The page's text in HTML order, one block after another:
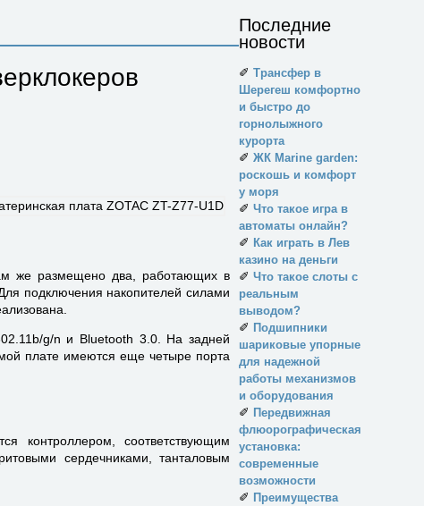
же размещено два, работающих в
подключения накопителей силами
g/n и Bluetooth 3.0. На задней
плате имеются еще четыре порта
контроллером, соответствующим
сердечниками, танталовым
Последние
новости
✐ Трансфер в
Шерегеш комфортно
и быстро до
горнолыжного
курорта
✐ ЖК Marine garden:
роскошь и комфорт
у моря
✐ Что такое игра в
автоматы онлайн?
✐ Как играть в Лев
казино на деньги
✐ Что такое слоты с
реальным
выводом?
✐ Подшипники
шариковые упорные
для надежной
работы механизмов
и оборудования
✐ Передвижная
флюорографическая
установка:
современные
возможности
✐ Преимущества